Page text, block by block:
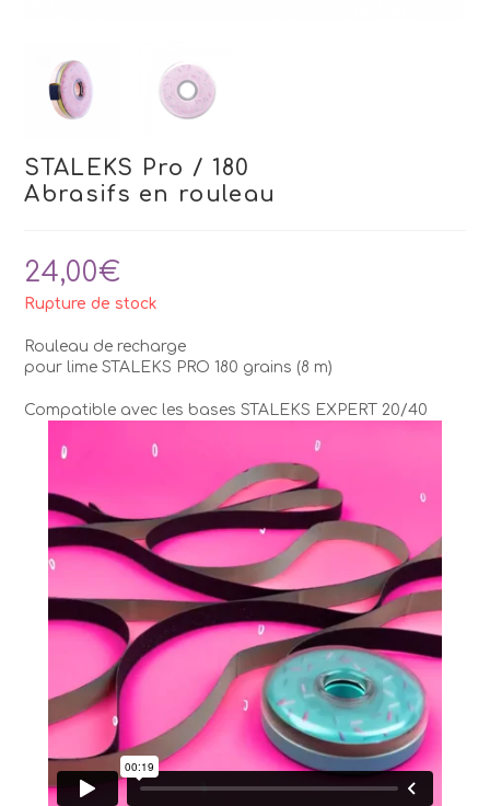
STALEKS Pro / 180
Abrasifs en rouleau
24,00€
Rupture de stock
Rouleau de recharge
pour lime STALEKS PRO 180 grains (8 m)
Compatible avec les bases STALEKS EXPERT 20/40